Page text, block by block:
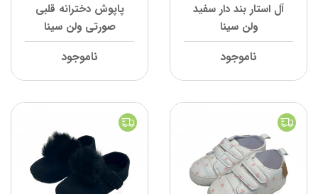
آل استار بند دار سفید
ولن سینا
ناموجود
پاپوش دخترانه قلبی
صورتی ولن سینا
ناموجود